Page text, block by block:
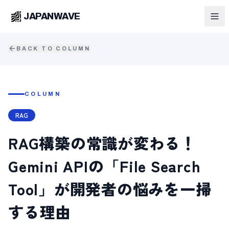
JAPANWAVE
BACK TO COLUMN
COLUMN
RAG
RAG構築の常識が変わる！
Gemini APIの「File Search
Tool」が開発者の悩みを一掃
する理由